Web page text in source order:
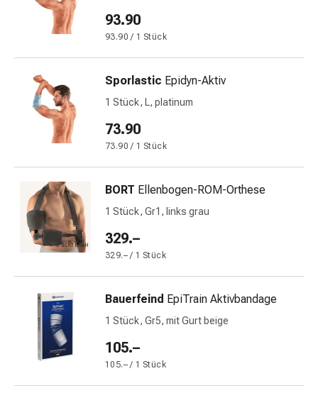
Verbrennungen
Sonnenbrand
Verbandwechsel-
Wundauflagen
Wundbehandlung
Wundsprays
kleber
Ziehsalbe
Tupfer
und
Augen
Ohrenbeschwerden
Augentropfen
Augenentzündungen
Augenverbände
93.90
93.90 / 1 Stück
Sporlastic Epidyn-Aktiv
1 Stück, L, platinum
73.90
73.90 / 1 Stück
BORT Ellenbogen-ROM-Orthese
1 Stück, Gr1, links grau
329.–
329.– / 1 Stück
Bauerfeind EpiTrain Aktivbandage
1 Stück, Gr5, mit Gurt beige
105.–
105.– / 1 Stück